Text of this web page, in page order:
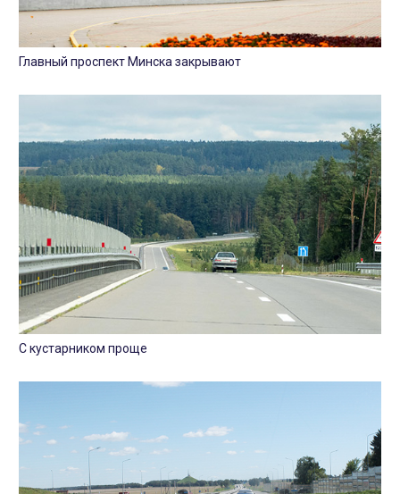
Главный проспект Минска закрывают
С кустарником проще